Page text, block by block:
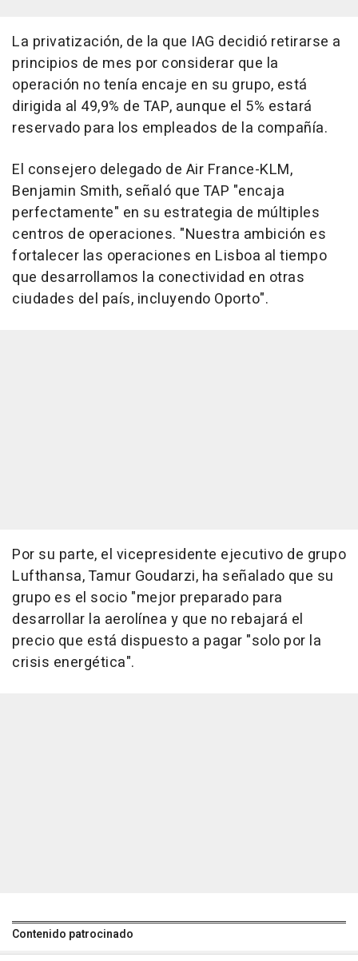
La privatización, de la que IAG decidió retirarse a
principios de mes por considerar que la
operación no tenía encaje en su grupo, está
dirigida al 49,9% de TAP, aunque el 5% estará
reservado para los empleados de la compañía.
El consejero delegado de Air France-KLM,
Benjamin Smith, señaló que TAP "encaja
perfectamente" en su estrategia de múltiples
centros de operaciones. "Nuestra ambición es
fortalecer las operaciones en Lisboa al tiempo
que desarrollamos la conectividad en otras
ciudades del país, incluyendo Oporto".
Por su parte, el vicepresidente ejecutivo de grupo
Lufthansa, Tamur Goudarzi, ha señalado que su
grupo es el socio "mejor preparado para
desarrollar la aerolínea y que no rebajará el
precio que está dispuesto a pagar "solo por la
crisis energética".
Contenido patrocinado